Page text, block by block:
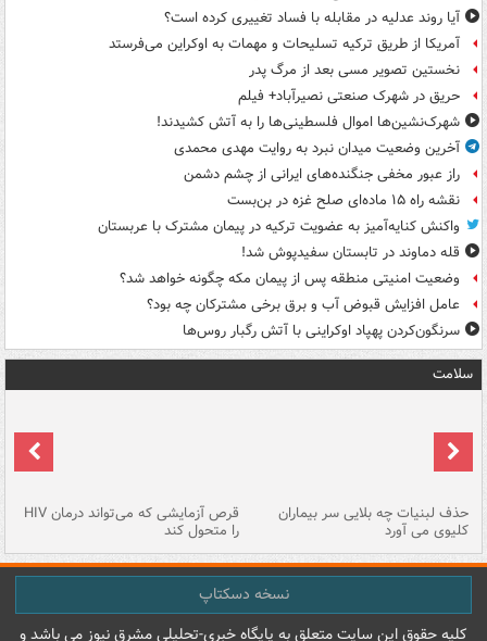
آیا روند عدلیه در مقابله با فساد تغییری کرده است؟
آمریکا از طریق ترکیه تسلیحات و مهمات به اوکراین می‌فرستد
نخستین تصویر مسی بعد از مرگ پدر
حریق در شهرک صنعتی نصیرآباد+ فیلم
شهرک‌نشین‌ها اموال فلسطینی‌ها را به آتش کشیدند!
آخرین وضعیت میدان نبرد به روایت مهدی محمدی
راز عبور مخفی جنگنده‌های ایرانی از چشم دشمن
نقشه راه ۱۵ ماده‌ای صلح غزه در بن‌بست
واکنش کنایه‌آمیز به عضویت ترکیه در پیمان مشترک با عربستان
قله دماوند در تابستان سفیدپوش شد!
وضعیت امنیتی منطقه پس از پیمان مکه چگونه خواهد شد؟
عامل افزایش قبوض آب و برق برخی مشترکان چه بود؟
سرنگون‌کردن پهپاد اوکراینی با آتش رگبار روس‌ها
سلامت
حذف لبنیات چه بلایی سر بیماران
کلیوی می آورد
قرص آزمایشی که می‌تواند درمان HIV
را متحول کند
نسخه دسکتاپ
کليه حقوق اين سايت متعلق به پایگاه خبري-تحليلي مشرق نيوز می باشد و